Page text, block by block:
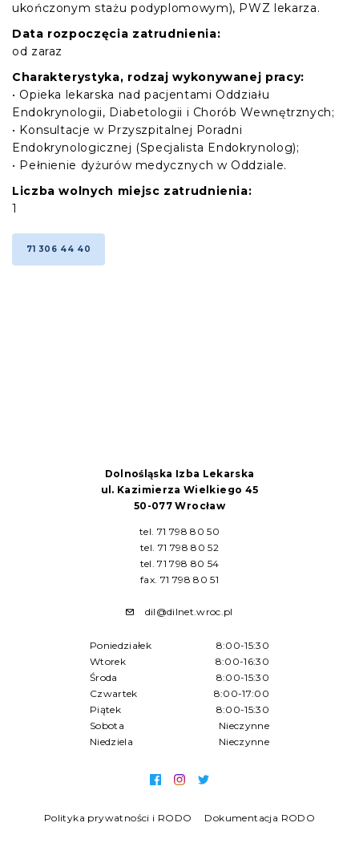
ukończonym stażu podyplomowym), PWZ lekarza.
Data rozpoczęcia zatrudnienia:
od zaraz
Charakterystyka, rodzaj wykonywanej pracy:
• Opieka lekarska nad pacjentami Oddziału
Endokrynologii, Diabetologii i Chorób Wewnętrznych;
• Konsultacje w Przyszpitalnej Poradni
Endokrynologicznej (Specjalista Endokrynolog);
• Pełnienie dyżurów medycznych w Oddziale.
Liczba wolnych miejsc zatrudnienia:
1
71 306 44 40
Dolnośląska Izba Lekarska
ul. Kazimierza Wielkiego 45
50-077 Wrocław
tel. 71 798 80 50
tel. 71 798 80 52
tel. 71 798 80 54
fax. 71 798 80 51
dil@dilnet.wroc.pl
Poniedziałek
8:00-15:30
Wtorek
8:00-16:30
Środa
8:00-15:30
Czwartek
8:00-17:00
Piątek
8:00-15:30
Sobota
Nieczynne
Niedziela
Nieczynne
Polityka prywatności i RODO Dokumentacja RODO